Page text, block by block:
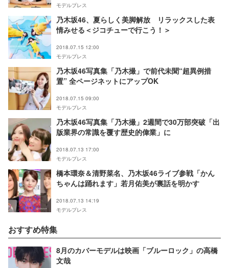
モデルプレス
乃木坂46、夏らしく美脚解放 リラックスした表
情みせる＜ジコチューで行こう！＞
2018.07.15 12:00
モデルプレス
乃木坂46写真集「乃木撮」で前代未聞“超異例措
置” 全ページネットにアップOK
2018.07.15 09:00
モデルプレス
乃木坂46写真集「乃木撮」2週間で30万部突破「出
版業界の常識を覆す歴史的偉業」に
2018.07.13 17:00
モデルプレス
橋本環奈＆清野菜名、乃木坂46ライブ参戦「かん
ちゃんは踊れます」若月佑美が裏話を明かす
2018.07.13 14:19
モデルプレス
おすすめ特集
8月のカバーモデルは映画「ブルーロック」の高橋
文哉